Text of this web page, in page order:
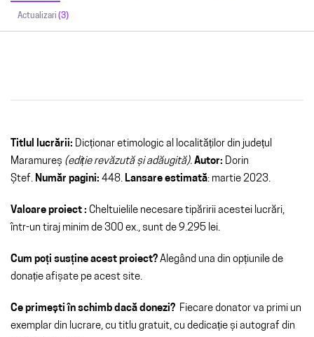
Actualizari (3)
Titlul lucrării: Dicționar etimologic al localităților din județul
Maramureș (ediție revăzută și adăugită). Autor: Dorin
Ștef. Număr pagini: 448. Lansare estimată: martie 2023.
Valoare proiect : Cheltuielile necesare tipăririi acestei lucrări,
într-un tiraj minim de 300 ex., sunt de 9.295 lei.
Cum poți susține acest proiect? Alegând una din opțiunile de
donație afișate pe acest site.
Ce primești în schimb dacă donezi? Fiecare donator va primi un
exemplar din lucrare, cu titlu gratuit, cu dedicație și autograf din